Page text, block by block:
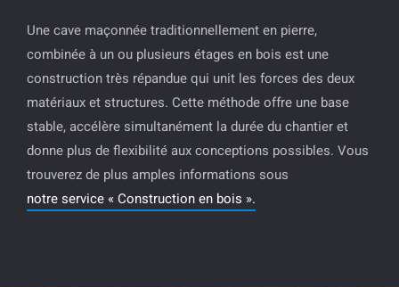
Une cave maçonnée traditionnellement en pierre,
combinée à un ou plusieurs étages en bois est une
construction très répandue qui unit les forces des deux
matériaux et structures. Cette méthode offre une base
stable, accélère simultanément la durée du chantier et
donne plus de flexibilité aux conceptions possibles. Vous
trouverez de plus amples informations sous
notre service « Construction en bois ».